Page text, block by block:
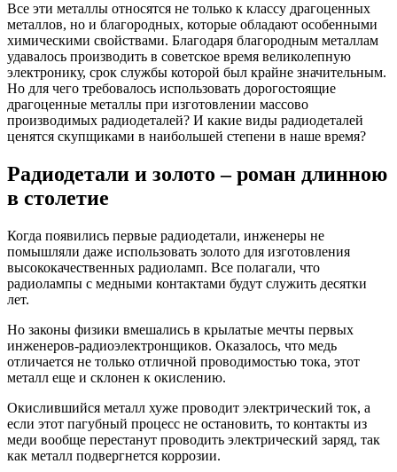
Все эти металлы относятся не только к классу драгоценных
металлов, но и благородных, которые обладают особенными
химическими свойствами. Благодаря благородным металлам
удавалось производить в советское время великолепную
электронику, срок службы которой был крайне значительным.
Но для чего требовалось использовать дорогостоящие
драгоценные металлы при изготовлении массово
производимых радиодеталей? И какие виды радиодеталей
ценятся скупщиками в наибольшей степени в наше время?
Радиодетали и золото – роман длинною
в столетие
Когда появились первые радиодетали, инженеры не
помышляли даже использовать золото для изготовления
высококачественных радиоламп. Все полагали, что
радиолампы с медными контактами будут служить десятки
лет.
Но законы физики вмешались в крылатые мечты первых
инженеров-радиоэлектронщиков. Оказалось, что медь
отличается не только отличной проводимостью тока, этот
металл еще и склонен к окислению.
Окислившийся металл хуже проводит электрический ток, а
если этот пагубный процесс не остановить, то контакты из
меди вообще перестанут проводить электрический заряд, так
как металл подвергнется коррозии.